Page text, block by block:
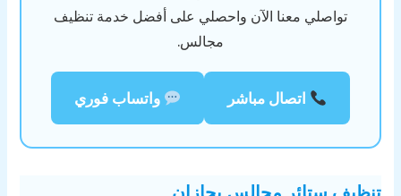
تواصلي معنا الآن واحصلي على أفضل خدمة تنظيف
مجالس.
اتصال مباشر واتساب فوري